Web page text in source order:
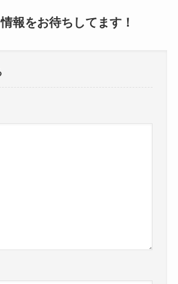
報をお待ちしてます！